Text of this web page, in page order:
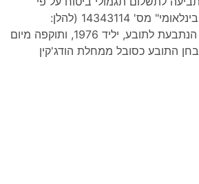
פוליסת "ביטוח ניתוח בינלאומי" מס' 14343114 (להלן:
"הפוליסה") שהנפיקה הנתבעת לתובע, יליד 1976, ותוקפה מיום